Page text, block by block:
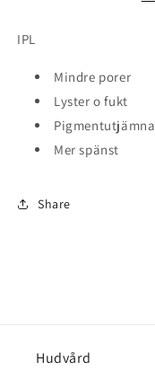
IPL
Mindre porer
Lyster o fukt
Mer spänst
Share
Hudvård